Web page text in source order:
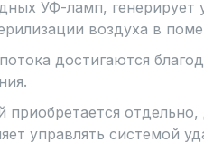
УФ-ламп,
воздуха в
достигаются
управлять системой